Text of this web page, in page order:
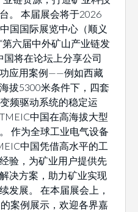
。 本届展会将于2026
国国际展览中心（顺义
六届中外矿山产业链发
国将在论坛上分享公司
应用案例——例如西藏
拔5300米条件下，四套
频驱动系统的稳定运
中国在高海拔大型
作为全球工业电气设备
中国凭借高水平的工
验，为矿业用户提供先
决方案，助力矿业实现
发展。 在本届展会上，
案例展示，欢迎各界嘉